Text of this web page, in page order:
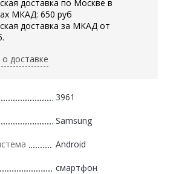
доставка по Москве в
МКАД: 650 руб
доставка за МКАД от
доставке
3961
Samsung
Android
смартфон